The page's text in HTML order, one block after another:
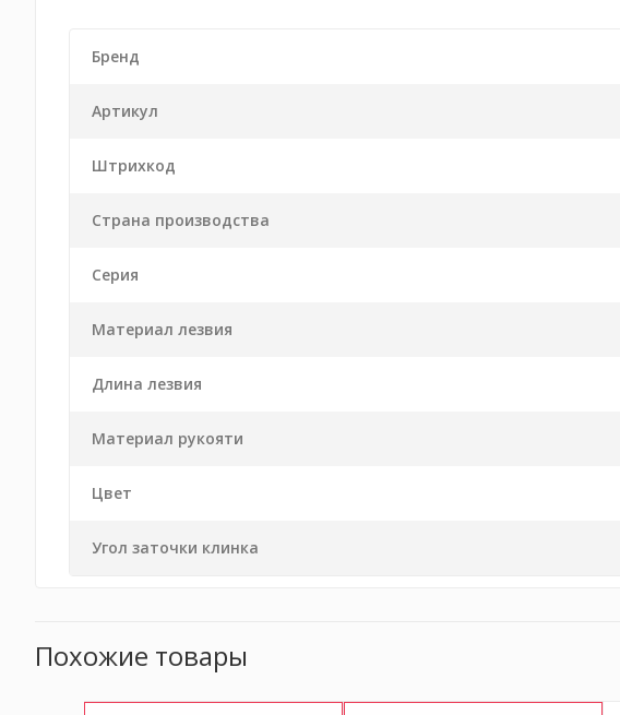
Бренд
Артикул
Штрихкод
Страна производства
Серия
Материал лезвия
Длина лезвия
Материал рукояти
Цвет
Угол заточки клинка
Похожие товары